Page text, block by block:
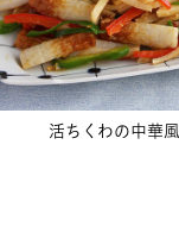
活ちくわの中華